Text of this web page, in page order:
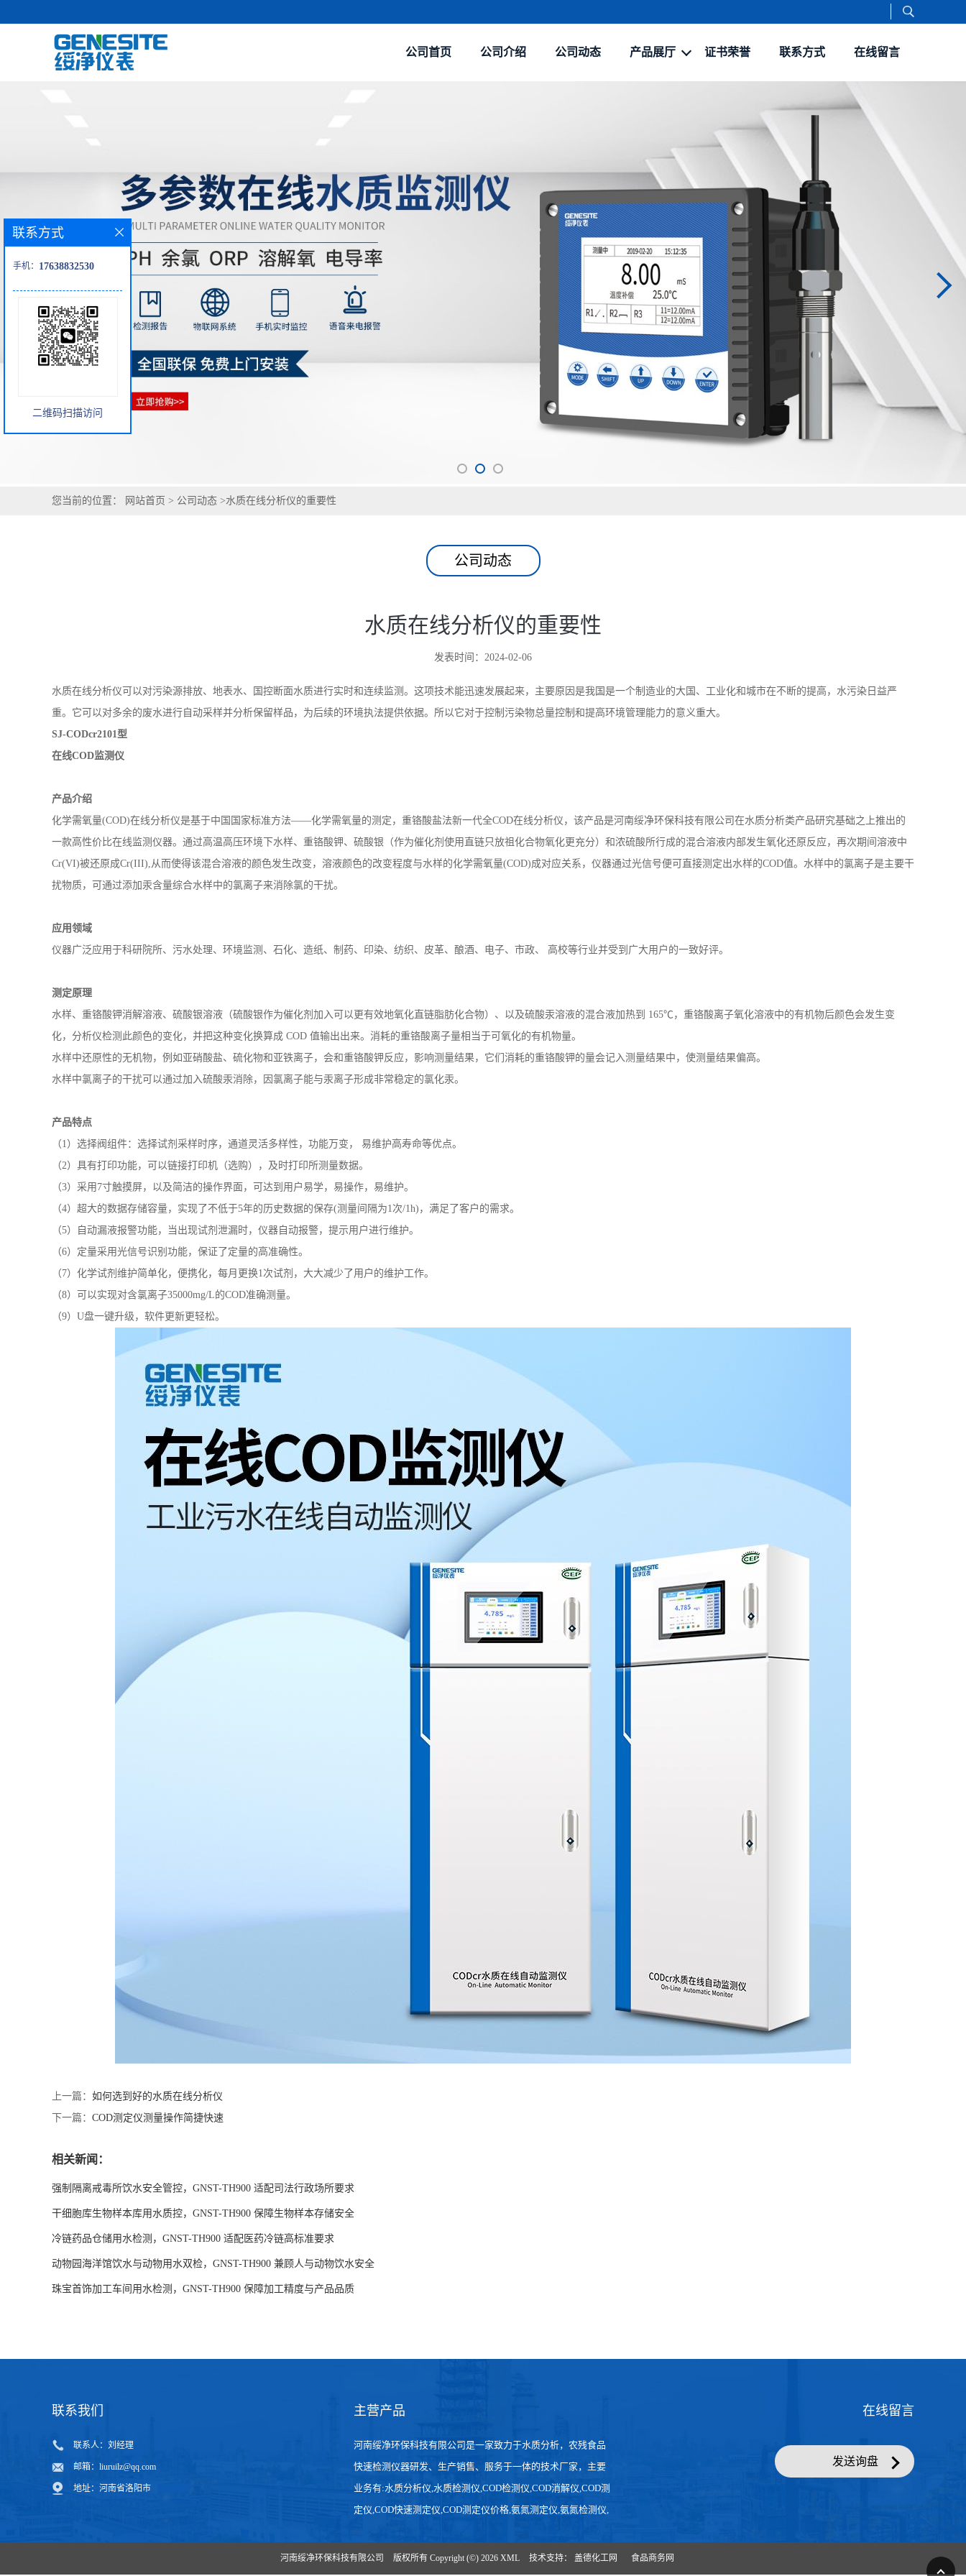
公司首页 公司介绍 公司动态 产品展厅 证书荣誉 联系方式 在线留言
您当前的位置： 网站首页 > 公司动态 >水质在线分析仪的重要性
公司动态
水质在线分析仪的重要性
发表时间：2024-02-06
水质在线分析仪可以对污染源排放、地表水、国控断面水质进行实时和连续监测。这项技术能迅速发展起来，主要原因是我国是一个制造业的大国、工业化和城市在不断的提高，水污染日益严
重。它可以对多余的废水进行自动采样并分析保留样品，为后续的环境执法提供依据。所以它对于控制污染物总量控制和提高环境管理能力的意义重大。
SJ-CODcr2101型
在线COD监测仪
产品介绍
化学需氧量(COD)在线分析仪是基于中国国家标准方法——化学需氧量的测定，重铬酸盐法新一代全COD在线分析仪，该产品是河南绥净环保科技有限公司在水质分析类产品研究基础之上推出的
一款高性价比在线监测仪器。通过高温高压环境下水样、重铬酸钾、硫酸银（作为催化剂使用直链只放祖化合物氧化更充分）和浓硫酸所行成的混合溶液内部发生氧化还原反应，再次期间溶液中
Cr(VI)被还原成Cr(III),从而使得该混合溶液的颜色发生改变，溶液颜色的改变程度与水样的化学需氧量(COD)成对应关系，仪器通过光信号便可直接测定出水样的COD值。水样中的氯离子是主要干
扰物质，可通过添加汞含量综合水样中的氯离子来消除氯的干扰。
应用领域
仪器广泛应用于科研院所、污水处理、环境监测、石化、造纸、制药、印染、纺织、皮革、酿酒、电子、市政、
高校等行业并受到广大用户的一致好评。
测定原理
水样、重铬酸钾消解溶液、硫酸银溶液（硫酸银作为催化剂加入可以更有效地氧化直链脂肪化合物）、以及硫酸汞溶液的混合液加热到 165℃，重铬酸离子氧化溶液中的有机物后颜色会发生变
化，分析仪检测此颜色的变化，并把这种变化换算成 COD 值输出出来。消耗的重铬酸离子量相当于可氧化的有机物量。
水样中还原性的无机物，例如亚硝酸盐、硫化物和亚铁离子，会和重铬酸钾反应，影响测量结果，它们消耗的重铬酸钾的量会记入测量结果中，使测量结果偏高。
水样中氯离子的干扰可以通过加入硫酸汞消除，因氯离子能与汞离子形成非常稳定的氯化汞。
产品特点
（1）选择阀组件：选择试剂采样时序，通道灵活多样性，功能万变， 易维护高寿命等优点。
（2）具有打印功能，可以链接打印机（选购），及时打印所测量数据。
（3） 采用 7寸触摸屏，以及简洁的操作界面，可达到用户易学，易操作，易维护。
（4） 超大的数据存储容量，实现了不低于5年的历史数据的保存(测量间隔为1次/1h)，满足了客户的需求。
（5）自动漏液报警功能，当出现试剂泄漏时，仪器自动报警，提示用户进行维护。
（6）定量采用光信号识别功能，保证了定量的高准确性。
（7） 化学试剂维护简单化，便携化，每月更换1次试剂，大大减少了用户的维护工作。
（8）
可以实现对含氯离子35000mg/L的COD准确测量。
（9）U盘一键升级，软件更新更轻松。
上一篇： 如何选到好的水质在线分析仪
下一篇： COD测定仪测量操作简捷快速
相关新闻：
强制隔离戒毒所饮水安全管控，GNST-TH900 适配司法行政场所要求
干细胞库生物样本库用水质控，GNST-TH900 保障生物样本存储安全
冷链药品仓储用水检测，GNST-TH900 适配医药冷链高标准要求
动物园海洋馆饮水与动物用水双检，GNST-TH900 兼顾人与动物饮水安全
珠宝首饰加工车间用水检测，GNST-TH900 保障加工精度与产品品质
联系方式
手机： 17638832530
二维码扫描访问
联系我们
联系人：刘经理
邮箱： liuruilz@qq.com
地址：河南省洛阳市
主营产品
河南绥净环保科技有限公司是一家致力于水质分析，农残食品
快速检测仪器研发、生产销售、服务于一体的技术厂家，主要
业务有:水质分析仪,水质检测仪,COD检测仪,COD消解仪,COD测
定仪,COD快速测定仪,COD测定仪价格,氨氮测定仪,氨氮检测仪,
留检测仪，食品检测仪，检测快速,数据准确。
在线留言
发送询盘
河南绥净环保科技有限公司 版权所有 Copyright (©) 2026 XML 技术支持： 盖德化工网 食品商务网